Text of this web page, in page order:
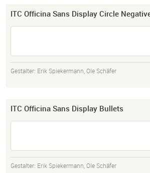
ITC Officina Sans Display Circle
Gestalter: Erik Spiekermann,Ole Schäfer
ITC Officina Sans Display Bullets
Gestalter: Erik Spiekermann,Ole Schäfer